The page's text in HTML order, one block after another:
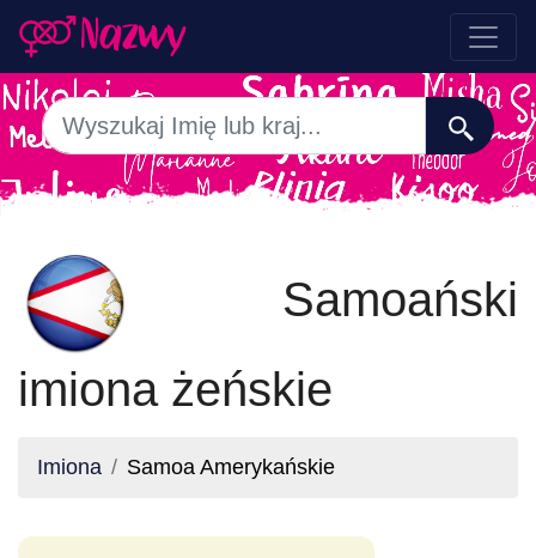
Samoański
imiona żeńskie
Imiona Samoa Amerykańskie